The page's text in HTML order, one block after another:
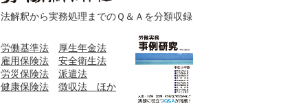
法解釈から実務処理までのＱ＆Ａを分類収録
労働基準法
厚生年金法
雇用保険法
安全衛生法
労災保険法
派遣法
健康保険法
徴収法 ほか